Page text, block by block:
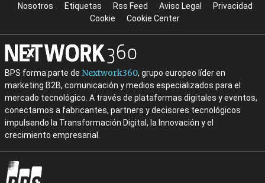
Nosotros Etiquetas Rss Feed Aviso Legal
Privacidad
Cookie
Cookie Center
BPS forma parte de Nextwork360, grupo europeo líder en
marketing B2B, comunicación y medios especializados para el
mercado tecnológico. A través de plataformas digitales y eventos,
conectamos a fabricantes, partners y decisores tecnológicos
impulsando la Transformación Digital, la Innovación y el
crecimiento empresarial.